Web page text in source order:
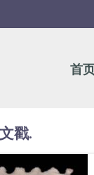
首
戳.